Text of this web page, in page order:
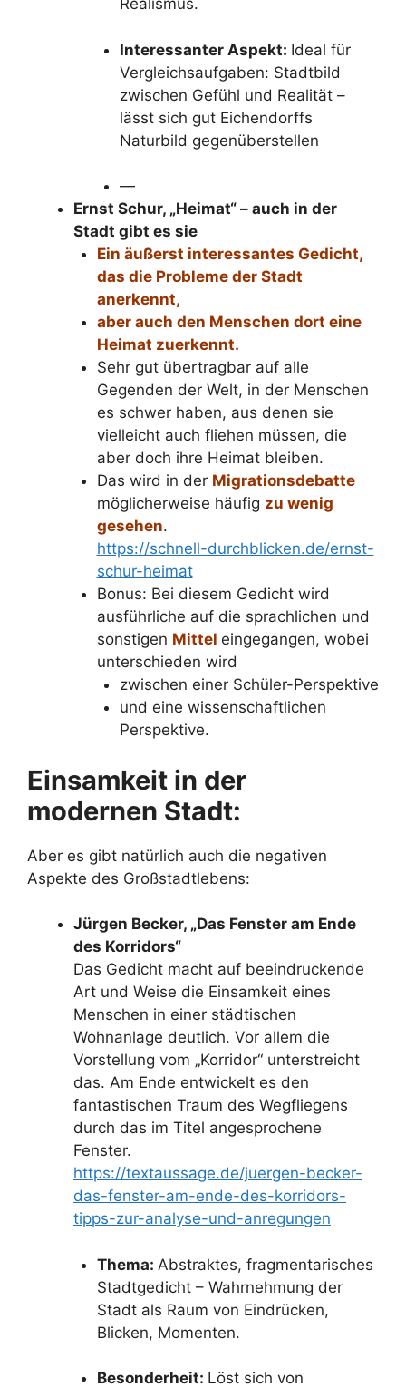
Realismus.
Interessanter Aspekt: Ideal für
Vergleichsaufgaben: Stadtbild
zwischen Gefühl und Realität –
lässt sich gut Eichendorffs
Naturbild gegenüberstellen
—
Ernst Schur, „Heimat“ – auch in der
Stadt gibt es sie
Ein äußerst interessantes Gedicht,
das die Probleme der Stadt
anerkennt,
aber auch den Menschen dort eine
Heimat zuerkennt.
Sehr gut übertragbar auf alle
Gegenden der Welt, in der Menschen
es schwer haben, aus denen sie
vielleicht auch fliehen müssen, die
aber doch ihre Heimat bleiben.
Das wird in der Migrationsdebatte
möglicherweise häufig zu wenig
gesehen.
https://schnell-durchblicken.de/ernst-
schur-heimat
Bonus: Bei diesem Gedicht wird
ausführliche auf die sprachlichen und
sonstigen Mittel eingegangen, wobei
unterschieden wird
zwischen einer Schüler-Perspektive
und eine wissenschaftlichen
Perspektive.
Einsamkeit in der
modernen Stadt:
Aber es gibt natürlich auch die negativen
Aspekte des Großstadtlebens:
Jürgen Becker, „Das Fenster am Ende
des Korridors“
Das Gedicht macht auf beeindruckende
Art und Weise die Einsamkeit eines
Menschen in einer städtischen
Wohnanlage deutlich. Vor allem die
Vorstellung vom „Korridor“ unterstreicht
das. Am Ende entwickelt es den
fantastischen Traum des Wegfliegens
durch das im Titel angesprochene
Fenster.
https://textaussage.de/juergen-becker-
das-fenster-am-ende-des-korridors-
tipps-zur-analyse-und-anregungen
Thema: Abstraktes, fragmentarisches
Stadtgedicht – Wahrnehmung der
Stadt als Raum von Eindrücken,
Blicken, Momenten.
Besonderheit: Löst sich von